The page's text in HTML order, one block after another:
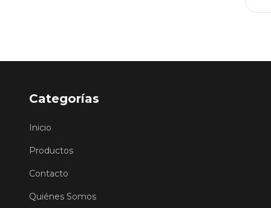
Categorías
Inicio
Productos
Contacto
Quiénes Somos